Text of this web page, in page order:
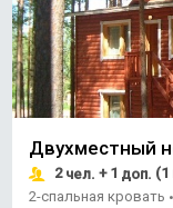
Двухместный
2чел. + 1 доп. (1
2-спальная кровать •